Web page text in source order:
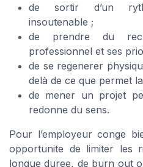
de sortir d’un
insoutenable ;
de prendre du
professionnel et ses
de se regenerer
delà de ce que permet
de mener un projet
redonne du sens.
Pour l’employeur conge
opportunite de limiter les
longue duree, de burn out